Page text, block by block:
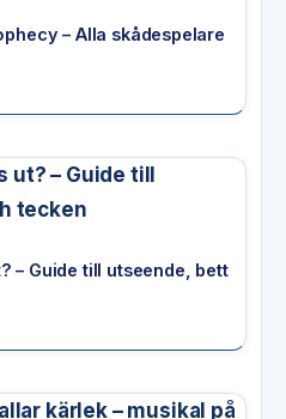
– Alla skådespelare
– Guide till utseende, bett